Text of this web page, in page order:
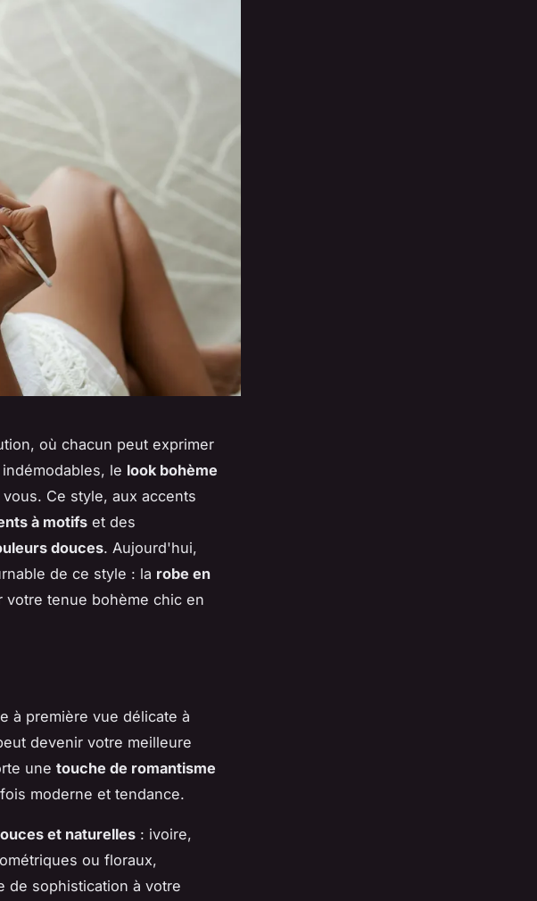
où chacun peut exprimer
le look bohème
Ce style, aux accents
à motifs et des
douces. Aujourd'hui,
de ce style : la robe en
tenue bohème chic en
à première vue délicate à
devenir votre meilleure
une touche de romantisme
moderne et tendance.
et naturelles : ivoire,
ou floraux,
de sophistication à votre